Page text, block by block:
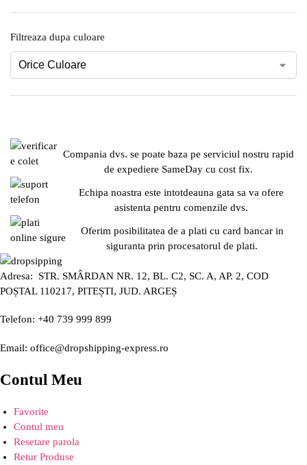
Filtreaza dupa culoare
Compania dvs. se poate baza pe serviciul nostru rapid
de expediere SameDay cu cost fix.
Echipa noastra este intotdeauna gata sa va ofere
asistenta pentru comenzile dvs.
Oferim posibilitatea de a plati cu card bancar in
siguranta prin procesatorul de plati.
Adresa: STR. SMÂRDAN NR. 12, BL. C2, SC. A, AP. 2, COD
POȘTAL 110217, PITEȘTI, JUD. ARGEȘ
Telefon: +40 739 999 899
Email: office@dropshipping-express.ro
Contul Meu
Favorite
Contul meu
Resetare parola
Retur Produse